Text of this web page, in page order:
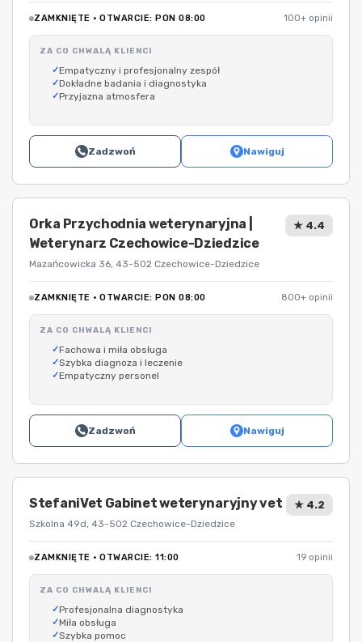
ZAMKNIĘTE · OTWARCIE: PON 08:00 100+ opinii
ZA CO CHWALĄ KLIENCI
Empatyczny i profesjonalny zespół
Dokładne badania i diagnostyka
Przyjazna atmosfera
Zadzwoń Nawiguj
Orka Przychodnia weterynaryjna |
Weterynarz Czechowice-Dziedzice
Mazańcowicka 36, 43-502 Czechowice-Dziedzice
★ 4.4
ZAMKNIĘTE · OTWARCIE: PON 08:00 800+ opinii
ZA CO CHWALĄ KLIENCI
Fachowa i miła obsługa
Szybka diagnoza i leczenie
Empatyczny personel
Zadzwoń Nawiguj
StefaniVet Gabinet weterynaryjny vet
Szkolna 49d, 43-502 Czechowice-Dziedzice
★ 4.2
ZAMKNIĘTE · OTWARCIE: 11:00 19 opinii
ZA CO CHWALĄ KLIENCI
Profesjonalna diagnostyka
Miła obsługa
Szybka pomoc